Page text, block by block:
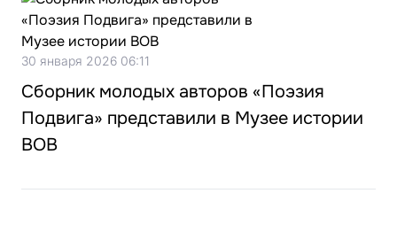
30 января 2026 06:11
Сборник молодых авторов «Поэзия
Подвига» представили в Музее истории
ВОВ